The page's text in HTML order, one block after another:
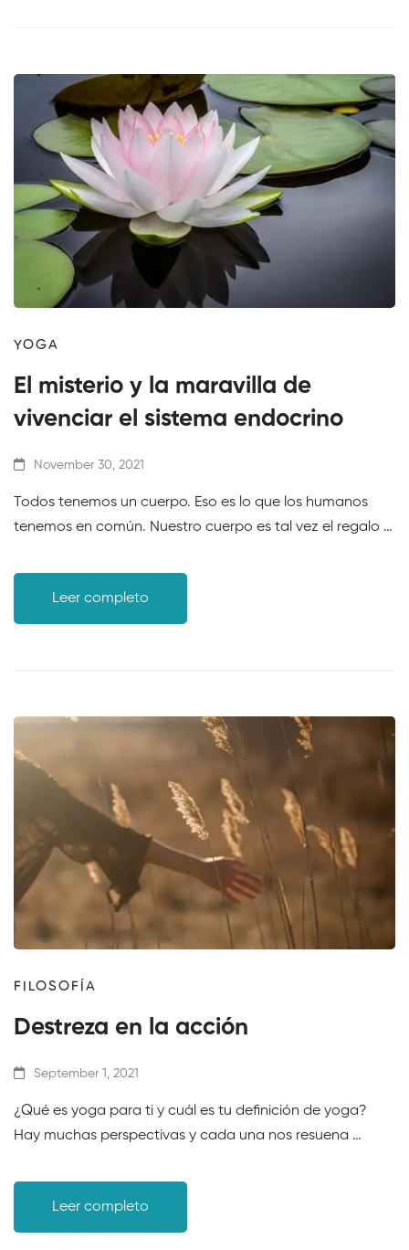
YOGA
El misterio y la maravilla de
vivenciar el sistema endocrino
November 30, 2021
Todos tenemos un cuerpo. Eso es lo que los humanos
tenemos en común. Nuestro cuerpo es tal vez el regalo …
Leer completo
FILOSOFÍA
Destreza en la acción
September 1, 2021
¿Qué es yoga para ti y cuál es tu definición de yoga?
Hay muchas perspectivas y cada una nos resuena …
Leer completo